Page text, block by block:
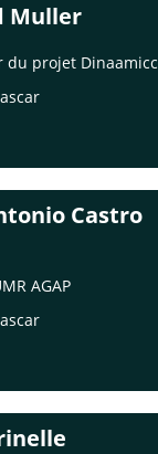
Muller
du projet Dinaamicc
Castro
AGAP